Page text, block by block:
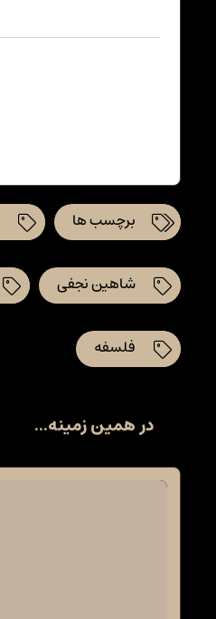
برچسب ها
شاهین نجفی
فلسفه
در همین زمینه...